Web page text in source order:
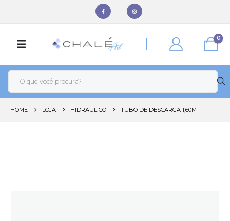
0
HOME LOJA HIDRAULICO TUBO DE DESCARGA 1,60M